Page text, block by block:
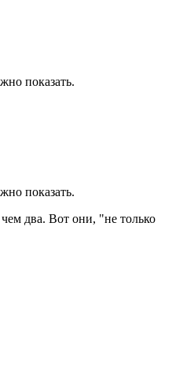
показать.
показать.
два. Вот они, "не только